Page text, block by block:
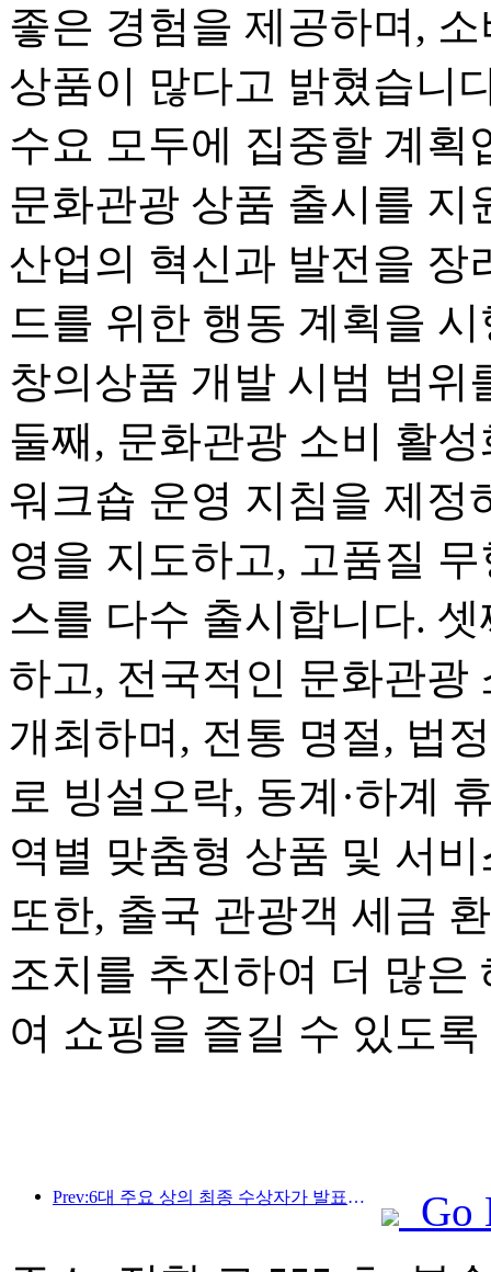
좋은 경험을 제공하며,
상품이 많다고 밝혔습니
수요 모두에 집중할 계획
문화관광 상품 출시를 지
산업의 혁신과 발전을 장
드를 위한 행동 계획을
창의상품 개발 시범 범위
둘째, 문화관광 소비 활
워크숍 운영 지침을 제정
영을 지도하고, 고품질
스를 다수 출시합니다.
하고, 전국적인 문화관광
개최하며, 전통 명절, 법
로 빙설오락, 동계·하계
역별 맞춤형 상품 및 서
또한, 출국 관광객 세금
조치를 추진하여 더 많은
여 쇼핑을 즐길 수 있도
Prev:6대 주요 상의 최종 수상자가 발표되었으며, 매년 100개가 넘는 호텔과 회사가 상을 수상합니다!
Go